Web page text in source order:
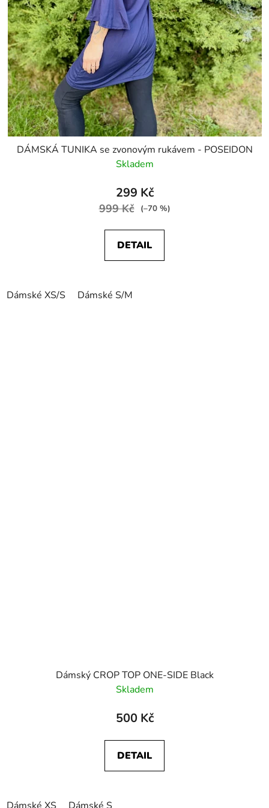
DÁMSKÁ TUNIKA se zvonovým rukávem - POSEIDON
Skladem
299 Kč
999 Kč (–70 %)
DETAIL
Dámské XS/S Dámské S/M
Dámský CROP TOP ONE-SIDE Black
Skladem
500 Kč
DETAIL